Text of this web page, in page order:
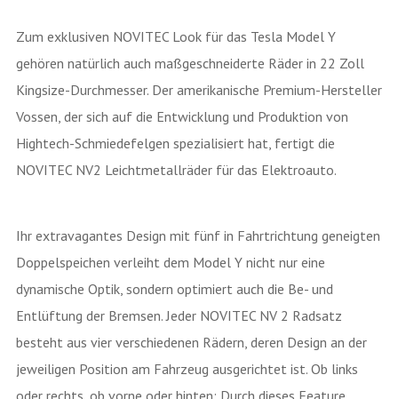
Zum exklusiven NOVITEC Look für das Tesla Model Y
gehören natürlich auch maßgeschneiderte Räder in 22 Zoll
Kingsize-Durchmesser. Der amerikanische Premium-Hersteller
Vossen, der sich auf die Entwicklung und Produktion von
Hightech-Schmiedefelgen spezialisiert hat, fertigt die
NOVITEC NV2 Leichtmetallräder für das Elektroauto.
Ihr extravagantes Design mit fünf in Fahrtrichtung geneigten
Doppelspeichen verleiht dem Model Y nicht nur eine
dynamische Optik, sondern optimiert auch die Be- und
Entlüftung der Bremsen. Jeder NOVITEC NV 2 Radsatz
besteht aus vier verschiedenen Rädern, deren Design an der
jeweiligen Position am Fahrzeug ausgerichtet ist. Ob links
oder rechts, ob vorne oder hinten: Durch dieses Feature